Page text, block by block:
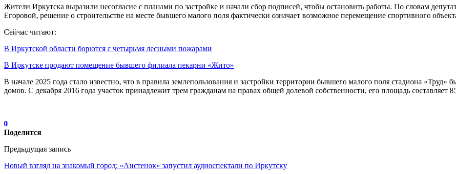
Жители Иркутска выразили несогласие с планами по застройке и начали сбор подписей, чтобы остановить работы. По словам
Егоровой, решение о строительстве на месте бывшего малого поля фактически означает возможное перемещение спортивного
Сейчас читают:
В Иркутской области борются с четырьмя лесными пожарами
В Иркутске продают помещение бывшего филиала пекарни «Жито»
В начале 2025 года стало известно, что в правила землепользования и застройки территории бывшего малого поля стадиона
домов. С декабря 2016 года участок принадлежит трем гражданам на правах общей долевой собственности, его площадь составляет
0
Поделится
Предыдущая запись
Новый взгляд на знакомый город: «Аистенок» запустил аудиоспектали по Иркутску